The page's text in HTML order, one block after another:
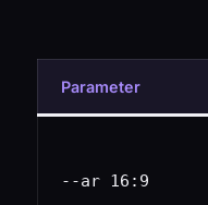
Parameter
--ar 16:9